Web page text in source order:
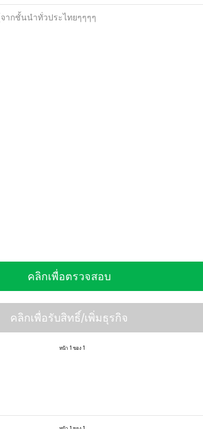
ากชั้นนำทั่วประไทยๆๆๆๆ
คลิกเพื่อตรวจสอบ
คลิกเพื่อรับสิทธิ์/เพิ่มธุรกิจ
หน้า 1 ของ 1